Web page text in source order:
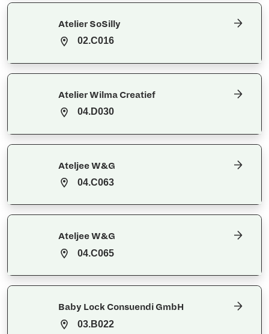
Atelier SoSilly
02.C016
Atelier Wilma Creatief
04.D030
Ateljee W&G
04.C063
Ateljee W&G
04.C065
Baby Lock Consuendi GmbH
03.B022